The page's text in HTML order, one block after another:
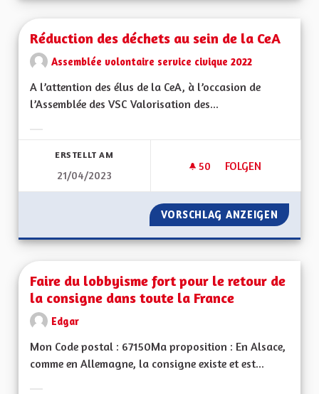
Réduction des déchets au sein de la CeA
Assemblée volontaire service civique 2022
A l’attention des élus de la CeA, à l’occasion de
l’Assemblée des VSC Valorisation des...
ERSTELLT AM
21/04/2023
50 50 FOLLOWER
FOLGEN
RÉDUCTION DES
VORSCHLAG ANZEIGEN
Faire du lobbyisme fort pour le retour de
la consigne dans toute la France
Edgar
Mon Code postal : 67150Ma proposition : En Alsace,
comme en Allemagne, la consigne existe et est...